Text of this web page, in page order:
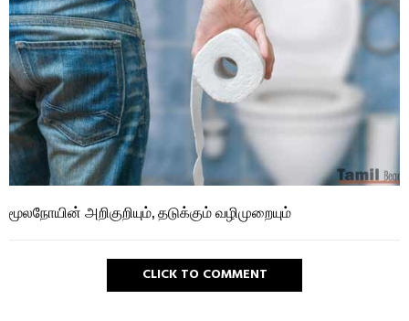
மூலநோயின் அறிகுறியும், தடுக்கும் வழிமுறையும்
CLICK TO COMMENT